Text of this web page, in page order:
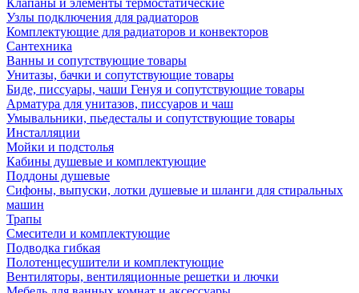
Клапаны и элементы термостатические
Узлы подключения для радиаторов
Комплектующие для радиаторов и конвекторов
Сантехника
Ванны и сопутствующие товары
Унитазы, бачки и сопутствующие товары
Биде, писсуары, чаши Генуя и сопутствующие товары
Арматура для унитазов, писсуаров и чаш
Умывальники, пьедесталы и сопутствующие товары
Инсталляции
Мойки и подстолья
Кабины душевые и комплектующие
Поддоны душевые
Сифоны, выпуски, лотки душевые и шланги для стиральных
машин
Трапы
Смесители и комплектующие
Подводка гибкая
Полотенцесушители и комплектующие
Вентиляторы, вентиляционные решетки и лючки